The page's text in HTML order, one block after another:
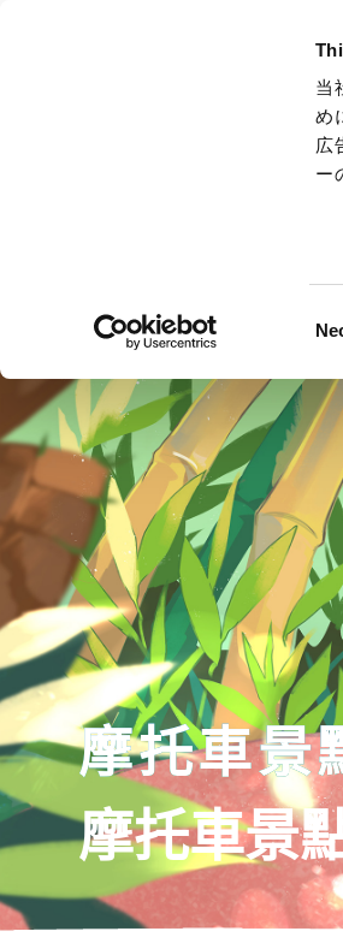
当
め
広
ー
區域與設施首頁
樂園
摩托運動
遊樂設施・活動TOP
森感覺運動 DOKIDOKI
天空的運動場 KONOMI
MotoGP™
茂木2&4賽事
亞洲公路賽選手権
酒店首頁
尊貴風格客房
標準客房
餐廳首頁
咖啡廳 橡樹
Gran Turismo Café
商品與商店首頁
商品資訊
摩托車景
摩托車景